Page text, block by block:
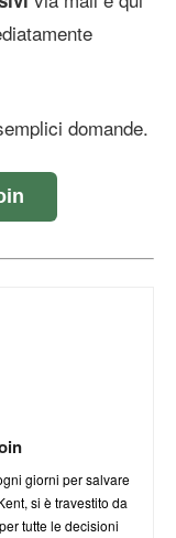
domande.
giorni per salvare
si è travestito da
tutte le decisioni